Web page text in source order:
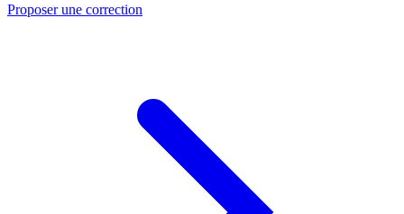
Proposer une correction